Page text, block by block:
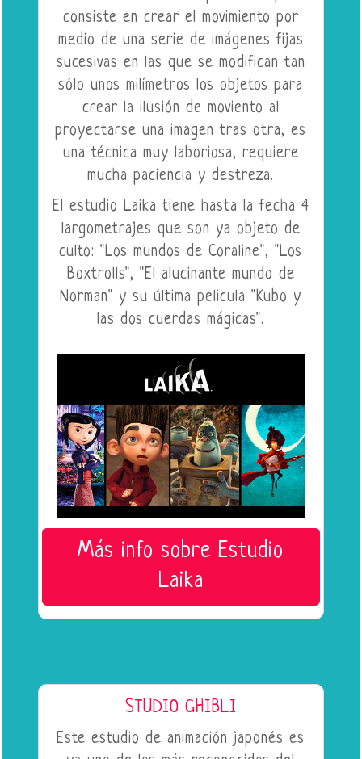
consiste en crear el movimiento por
medio de una serie de imágenes fijas
sucesivas en las que se modifican tan
sólo unos milímetros los objetos para
crear la ilusión de moviento al
proyectarse una imagen tras otra, es
una técnica muy laboriosa, requiere
mucha paciencia y destreza.
El estudio Laika tiene hasta la fecha 4
largometrajes que son ya objeto de
culto: "Los mundos de Coraline", "Los
Boxtrolls", "El alucinante mundo de
Norman" y su última pelicula "Kubo y
las dos cuerdas mágicas".
Más info sobre Estudio
Laika
STUDIO GHIBLI
Este estudio de animación japonés es